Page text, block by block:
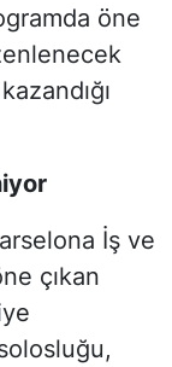
öne
İş ve
çıkan